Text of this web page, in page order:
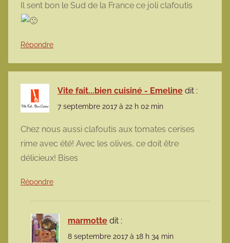
Il sent bon le Sud de la France ce joli clafoutis
Répondre
Vite fait...bien cuisiné - Emeline dit :
7 septembre 2017 à 22 h 02 min
Chez nous aussi clafoutis aux tomates cerises
rime avec été! Avec les olives, ce doit être
délicieux! Bises
Répondre
marmotte dit :
8 septembre 2017 à 18 h 34 min